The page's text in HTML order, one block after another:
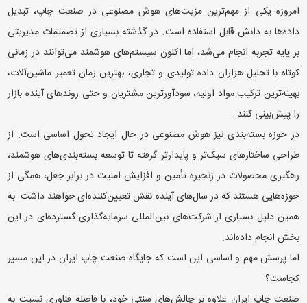
امروزه یکی از مهم‌ترین مزیت‌های هوش مصنوعی در صنعت چاپ، تبدیل
داده‌ها به دانش قابل استفاده است. در گذشته بسیاری از تصمیمات مدیریتی
بر پایه تجربه انجام می‌شد، اما اکنون سیستم‌های هوشمند می‌توانند در زمانی
کوتاه با تحلیل هزاران داده تولیدی و تجاری، بهترین زمان تعمیر ماشین‌آلات،
بهینه‌ترین ترکیب مواد اولیه، سودآورترین مشتریان و حتی روندهای آینده بازار
را پیش‌بینی کنند.
در حوزه بسته‌بندی نیز هوش مصنوعی در حال ایجاد تحول اساسی است. از
طراحی ساختارهای سبک‌تر و پایدارتر گرفته تا توسعه بسته‌بندی‌های هوشمند،
رهگیری محصولات در زنجیره تأمین و افزایش امنیت در برابر جعل، همگی از
حوزه‌هایی هستند که در سال‌های آینده نقش تعیین‌کننده‌ای خواهند داشت. به
همین دلیل بسیاری از شرکت‌های بین‌المللی سرمایه‌گذاری گسترده‌ای در این
بخش انجام داده‌اند.
اما پرسش مهم و اساسی این است که جایگاه صنعت چاپ ایران در این مسیر
کجاست؟
صنعت چاپ ایران علاوه بر چالش‌های سنتی خود، با فاصله فناوری نسبت به